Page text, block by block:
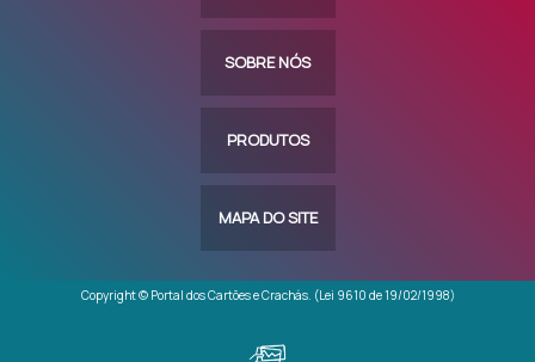
SOBRE NÓS
PRODUTOS
MAPA DO SITE
Copyright © Portal dos Cartões e Crachás. (Lei 9610 de 19/02/1998)